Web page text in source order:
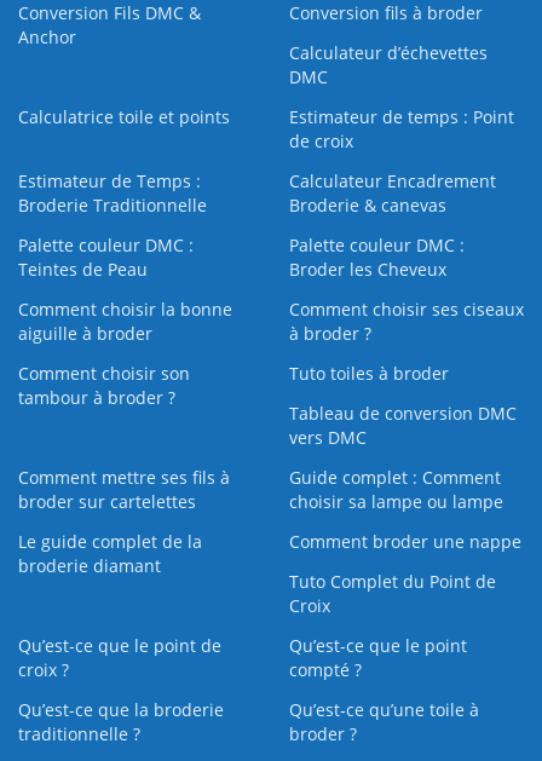
Conversion Fils DMC &
Anchor
Conversion fils à broder
Calculateur d’échevettes
DMC
Calculatrice toile et points
Estimateur de temps : Point
de croix
Estimateur de Temps :
Broderie Traditionnelle
Calculateur Encadrement
Broderie & canevas
Palette couleur DMC :
Teintes de Peau
Palette couleur DMC :
Broder les Cheveux
Comment choisir la bonne
aiguille à broder
Comment choisir ses ciseaux
à broder ?
Comment choisir son
tambour à broder ?
Tuto toiles à broder
Tableau de conversion DMC
vers DMC
Comment mettre ses fils à
broder sur cartelettes
Guide complet : Comment
choisir sa lampe ou lampe
Le guide complet de la
broderie diamant
Comment broder une nappe
Tuto Complet du Point de
Croix
Qu’est-ce que le point de
croix ?
Qu’est-ce que le point
compté ?
Qu’est-ce que la broderie
traditionnelle ?
Qu’est‑ce qu’une toile à
broder ?